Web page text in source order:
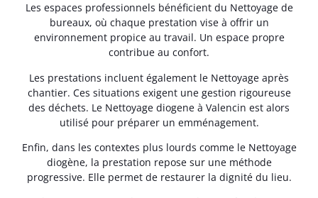
Les espaces professionnels bénéficient du Nettoyage de
bureaux, où chaque prestation vise à offrir un
environnement propice au travail. Un espace propre
contribue au confort.
Les prestations incluent également le Nettoyage après
chantier. Ces situations exigent une gestion rigoureuse
des déchets. Le Nettoyage diogene à Valencin est alors
utilisé pour préparer un emménagement.
Enfin, dans les contextes plus lourds comme le Nettoyage
diogène, la prestation repose sur une méthode
progressive. Elle permet de restaurer la dignité du lieu.